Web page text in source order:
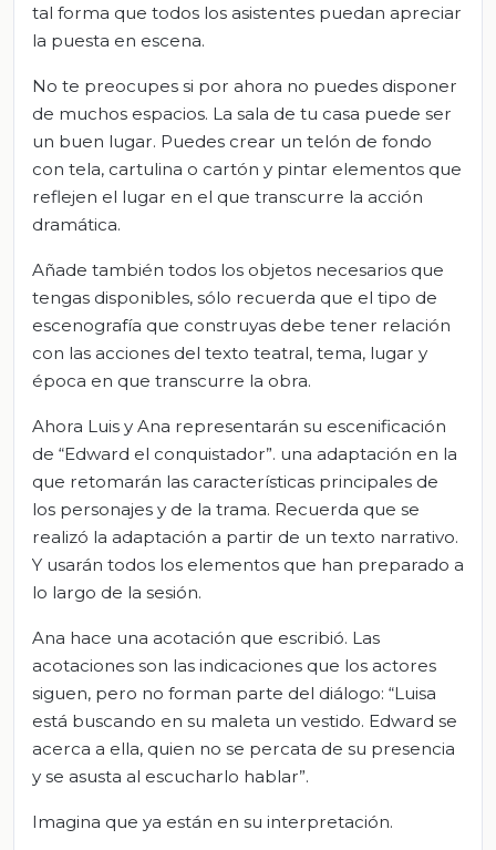
tal forma que todos los asistentes puedan apreciar
la puesta en escena.
No te preocupes si por ahora no puedes disponer
de muchos espacios. La sala de tu casa puede ser
un buen lugar. Puedes crear un telón de fondo
con tela, cartulina o cartón y pintar elementos que
reflejen el lugar en el que transcurre la acción
dramática.
Añade también todos los objetos necesarios que
tengas disponibles, sólo recuerda que el tipo de
escenografía que construyas debe tener relación
con las acciones del texto teatral, tema, lugar y
época en que transcurre la obra.
Ahora Luis y Ana representarán su escenificación
de “Edward el conquistador”. una adaptación en la
que retomarán las características principales de
los personajes y de la trama. Recuerda que se
realizó la adaptación a partir de un texto narrativo.
Y usarán todos los elementos que han preparado a
lo largo de la sesión.
Ana hace una acotación que escribió. Las
acotaciones son las indicaciones que los actores
siguen, pero no forman parte del diálogo: “Luisa
está buscando en su maleta un vestido. Edward se
acerca a ella, quien no se percata de su presencia
y se asusta al escucharlo hablar”.
Imagina que ya están en su interpretación.